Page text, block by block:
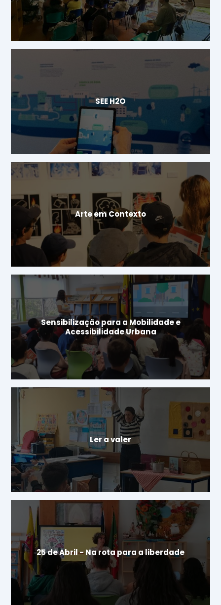
SEE H2O
Arte em Contexto
Sensibilização para a Mobilidade e
Acessibilidade Urbana
Ler a valer
25 de Abril - Na rota para a liberdade